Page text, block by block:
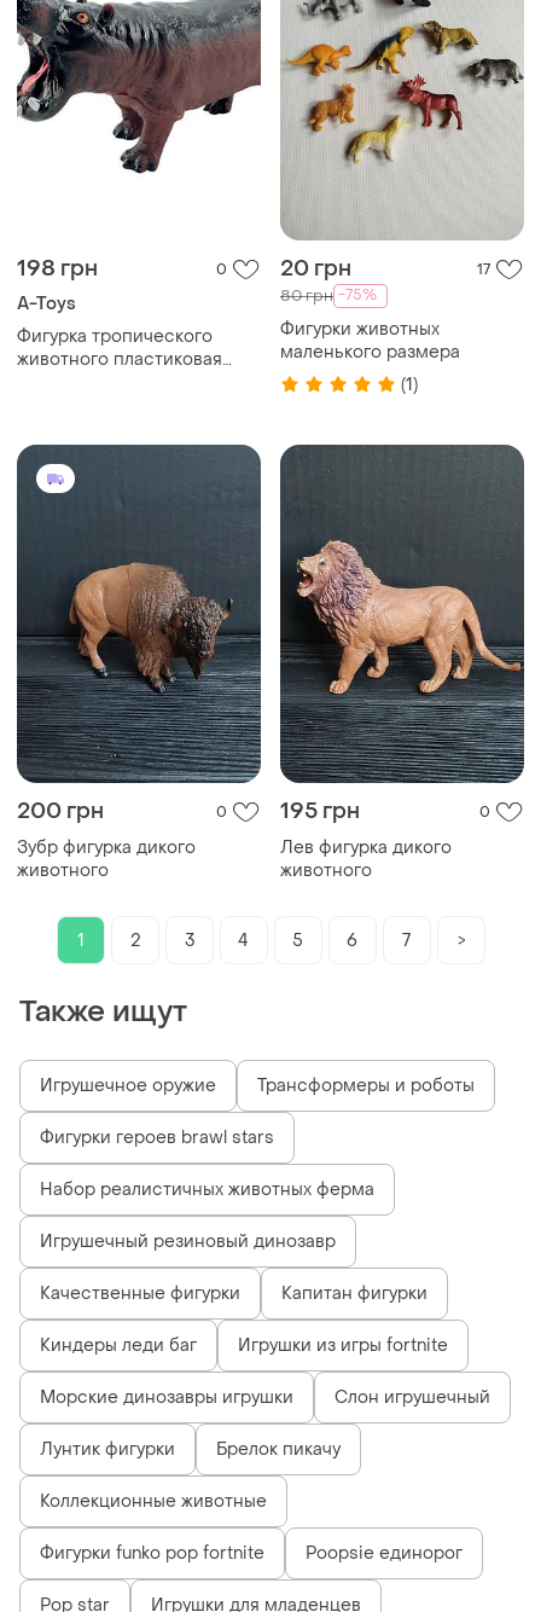
198 грн 0
A-Toys
Фигурка тропического
животного пластиковая
20 грн 17
80 грн -75%
Фигурки животных
маленького размера
(1)
200 грн 0
Зубр фигурка дикого
животного
195 грн 0
Лев фигурка дикого
животного
1 2 3 4 5 6 7 >
Также ищут
Игрушечное оружие Трансформеры и роботы
Фигурки героев brawl stars
Набор реалистичных животных ферма
Игрушечный резиновый динозавр
Качественные фигурки Капитан фигурки
Киндеры леди баг Игрушки из игры fortnite
Морские динозавры игрушки Слон игрушечный
Лунтик фигурки Брелок пикачу
Коллекционные животные
Фигурки funko pop fortnite Poopsie единорог
Pop star Игрушки для младенцев